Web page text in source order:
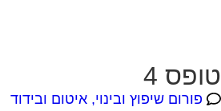
טופס 4
פורום שיפוץ ובינוי, איטום ובידוד